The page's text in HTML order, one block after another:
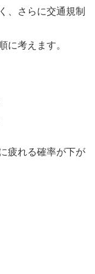
、さらに交通規制
に考えます。
疲れる確率が下が